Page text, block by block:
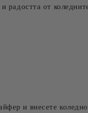
радостта от
и внесете